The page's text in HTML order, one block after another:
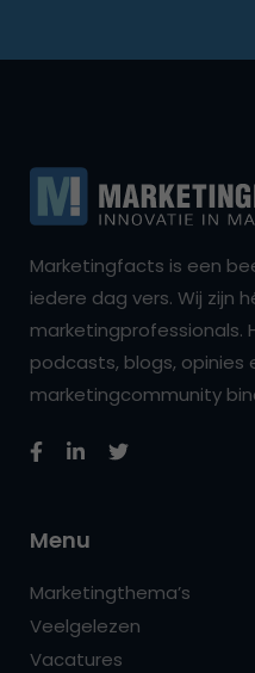
Marketingfacts is een
iedere dag vers. Wij zijn
marketingprofessionals.
podcasts, blogs, opinies
marketingcommunity
Menu
Marketingthema’s
Veelgelezen
Vacatures